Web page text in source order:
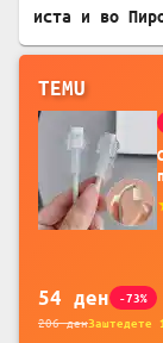
иста и во
TEMU
54 ден -73%
206денЗаштедете